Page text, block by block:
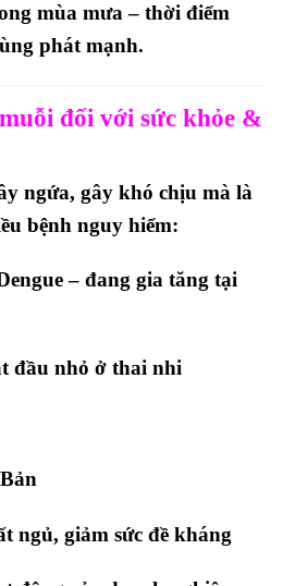
mùa mưa – thời điểm
phát mạnh.
đối với sức khỏe &
ngứa, gây khó chịu mà là
bệnh nguy hiểm:
– đang gia tăng tại
đầu nhỏ ở thai nhi
ngủ, giảm sức đề kháng